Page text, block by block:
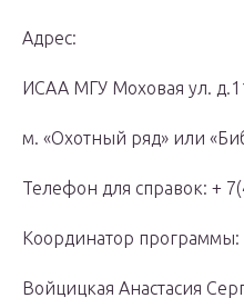
Адрес:
ИСАА МГУ Моховая ул.
м. «Охотный ряд» или
Телефон для справок: +
Координатор программы:
Войцицкая Анастасия